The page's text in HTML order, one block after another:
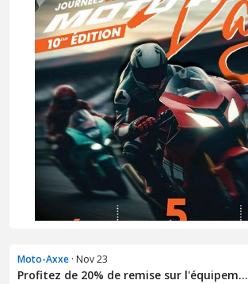
Moto-Axxe · Nov 23
Profitez de 20% de remise sur l'équipem...